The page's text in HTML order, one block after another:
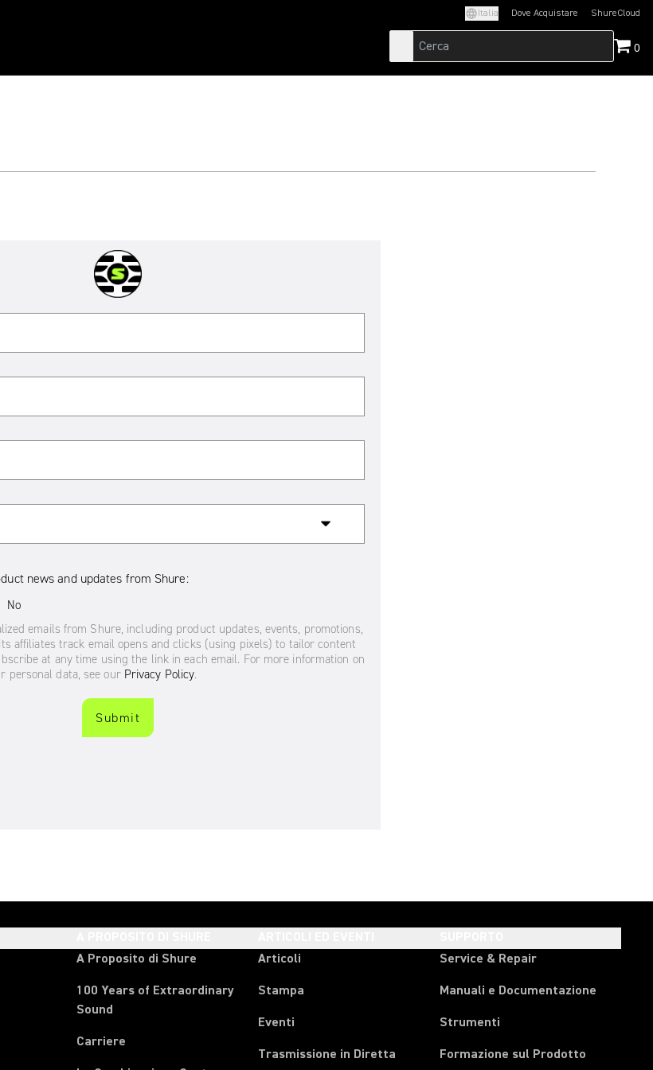
Italia Dove Acquistare ShureCloud
(Opens in a new
0
A Proposito di Shure
100 Years of Extraordinary
Sound
Carriere
Articoli
Stampa
Eventi
Trasmissione in Diretta
Service & Repair
Manuali e Documentazione
Strumenti
Formazione sul Prodotto